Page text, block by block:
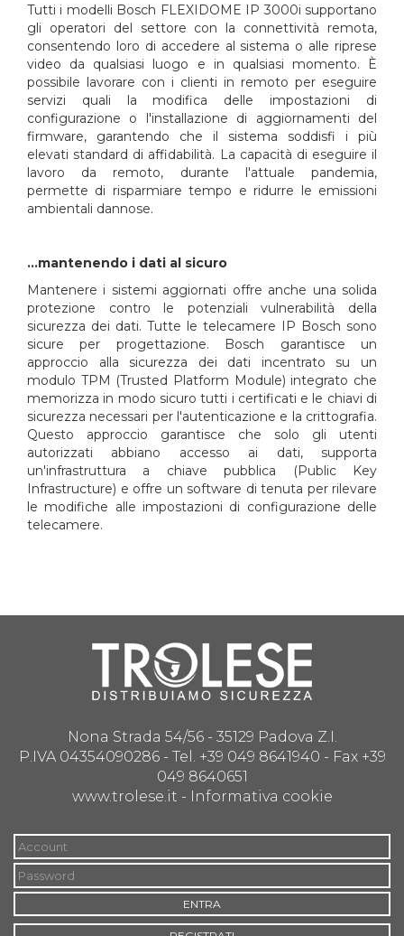
Tutti i modelli Bosch FLEXIDOME IP 3000i supportano
gli operatori del settore con la connettività remota,
consentendo loro di accedere al sistema o alle riprese
video da qualsiasi luogo e in qualsiasi momento. È
possibile lavorare con i clienti in remoto per eseguire
servizi quali la modifica delle impostazioni di
configurazione o l'installazione di aggiornamenti del
firmware, garantendo che il sistema soddisfi i più
elevati standard di affidabilità. La capacità di eseguire il
lavoro da remoto, durante l'attuale pandemia,
permette di risparmiare tempo e ridurre le emissioni
ambientali dannose.
...mantenendo i dati al sicuro
Mantenere i sistemi aggiornati offre anche una solida
protezione contro le potenziali vulnerabilità della
sicurezza dei dati. Tutte le telecamere IP Bosch sono
sicure per progettazione. Bosch garantisce un
approccio alla sicurezza dei dati incentrato su un
modulo TPM (Trusted Platform Module) integrato che
memorizza in modo sicuro tutti i certificati e le chiavi di
sicurezza necessari per l'autenticazione e la crittografia.
Questo approccio garantisce che solo gli utenti
autorizzati abbiano accesso ai dati, supporta
un'infrastruttura a chiave pubblica (Public Key
Infrastructure) e offre un software di tenuta per rilevare
le modifiche alle impostazioni di configurazione delle
telecamere.
Nona Strada 54/56 - 35129 Padova Z.I.
P.IVA 04354090286 - Tel. +39 049 8641940 - Fax +39
049 8640651
www.trolese.it - Informativa cookie
ENTRA